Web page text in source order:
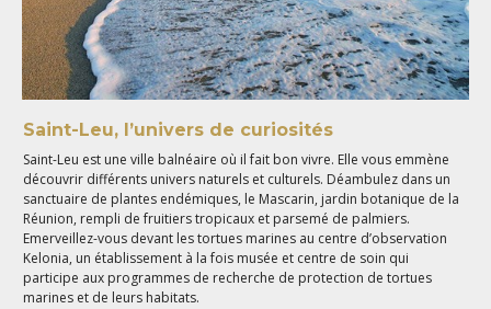
Saint-Leu, l’univers de curiosités
Saint-Leu est une ville balnéaire où il fait bon vivre. Elle vous emmène
découvrir différents univers naturels et culturels. Déambulez dans un
sanctuaire de plantes endémiques, le Mascarin, jardin botanique de la
Réunion, rempli de fruitiers tropicaux et parsemé de palmiers.
Emerveillez-vous devant les tortues marines au centre d’observation
Kelonia, un établissement à la fois musée et centre de soin qui
participe aux programmes de recherche de protection de tortues
marines et de leurs habitats.